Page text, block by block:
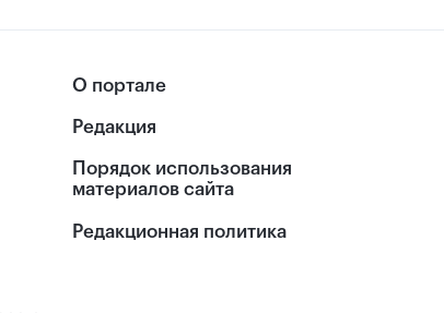
О портале
Редакция
Порядок использования
материалов сайта
Редакционная политика